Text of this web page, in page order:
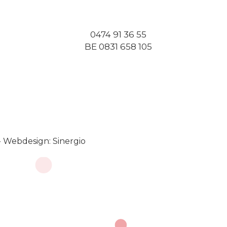
0474 91 36 55
BE 0831 658 105
Webdesign: Sinergio